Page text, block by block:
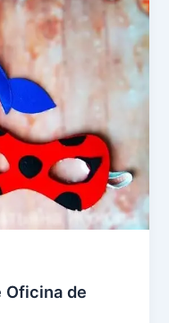
Oficina de